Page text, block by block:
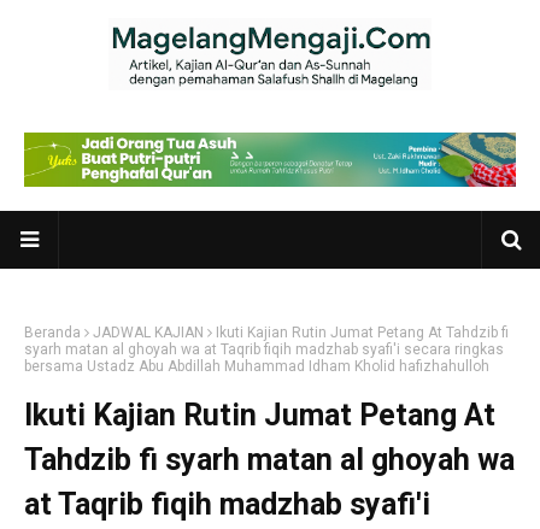
Beranda JADWAL KAJIAN
Ikuti Kajian Rutin Jumat Petang At Tahdzib fi
syarh matan al ghoyah wa at Taqrib fiqih madzhab syafi'i secara ringkas
bersama Ustadz Abu Abdillah Muhammad Idham Kholid hafizhahulloh
Ikuti Kajian Rutin Jumat Petang At
Tahdzib fi syarh matan al ghoyah wa
at Taqrib fiqih madzhab syafi'i